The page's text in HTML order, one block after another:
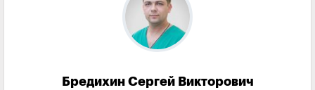
Бредихин Сергей Викторович